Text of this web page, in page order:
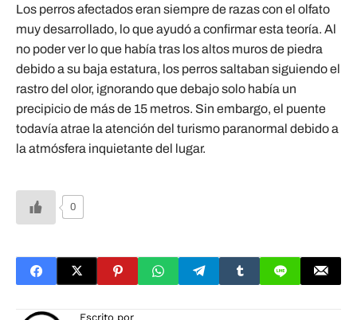
Los perros afectados eran siempre de razas con el olfato
muy desarrollado, lo que ayudó a confirmar esta teoría. Al
no poder ver lo que había tras los altos muros de piedra
debido a su baja estatura, los perros saltaban siguiendo el
rastro del olor, ignorando que debajo solo había un
precipicio de más de 15 metros. Sin embargo, el puente
todavía atrae la atención del turismo paranormal debido a
la atmósfera inquietante del lugar.
0
Escrito por